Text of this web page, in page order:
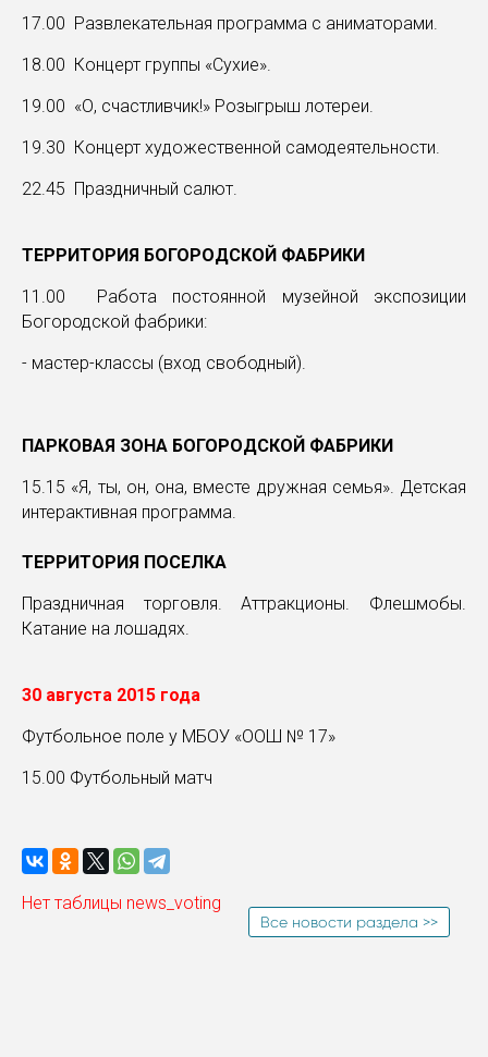
17.00 Развлекательная программа с аниматорами.
18.00 Концерт группы «Сухие».
19.00 «О, счастливчик!» Розыгрыш лотереи.
19.30 Концерт художественной самодеятельности.
22.45 Праздничный салют.
ТЕРРИТОРИЯ БОГОРОДСКОЙ ФАБРИКИ
11.00 Работа постоянной музейной экспозиции
Богородской фабрики:
- мастер-классы (вход свободный).
ПАРКОВАЯ ЗОНА БОГОРОДСКОЙ ФАБРИКИ
15.15 «Я, ты, он, она, вместе дружная семья». Детская
интерактивная программа.
ТЕРРИТОРИЯ ПОСЕЛКА
Праздничная торговля. Аттракционы. Флешмобы.
Катание на лошадях.
30 августа 2015 года
Футбольное поле у МБОУ «ООШ № 17»
15.00 Футбольный матч
Нет таблицы news_voting
Все новости раздела >>